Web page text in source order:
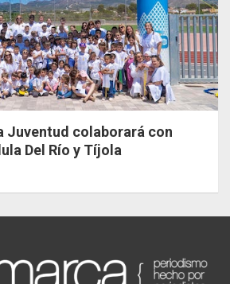
Juventud colaborará con
Del Río y Tíjola